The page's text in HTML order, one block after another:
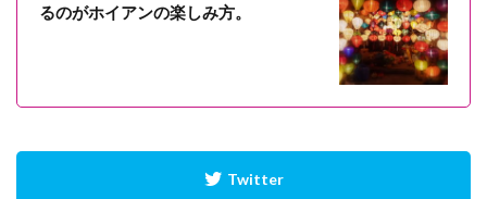
るのがホイアンの楽しみ方。